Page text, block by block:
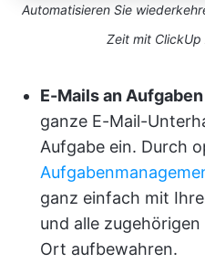
Automatisieren Sie
Zeit mit ClickUp
E-Mails an
ganze E-Mail-
Aufgabe ein. Durch
ganz einfach mit
und alle
Ort aufbewahren.